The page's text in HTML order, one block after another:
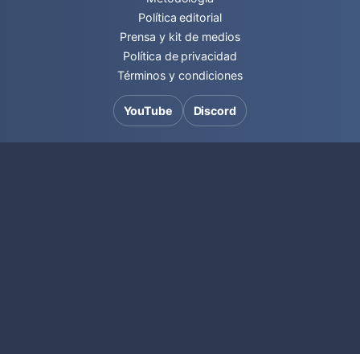
Política editorial
Prensa y kit de medios
Política de privacidad
Términos y condiciones
YouTube Discord